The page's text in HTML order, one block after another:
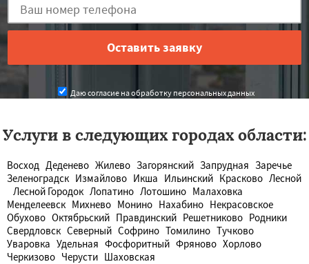
Даю согласие на обработку персональных данных
Услуги в следующих городах области:
Восход Деденево Жилево Загорянский Запрудная Заречье
Зеленоградск Измайлово Икша Ильинский Красково Лесной
Лесной Городок Лопатино Лотошино Малаховка
Менделеевск Михнево Монино Нахабино Некрасовское
Обухово Октябрьский Правдинский Решетниково Родники
Свердловск Северный Софрино Томилино Тучково
Уваровка Удельная Фосфоритный Фряново Хорлово
Черкизово Черусти Шаховская